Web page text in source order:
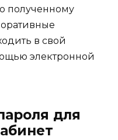
полученному
в свой
электронной
для